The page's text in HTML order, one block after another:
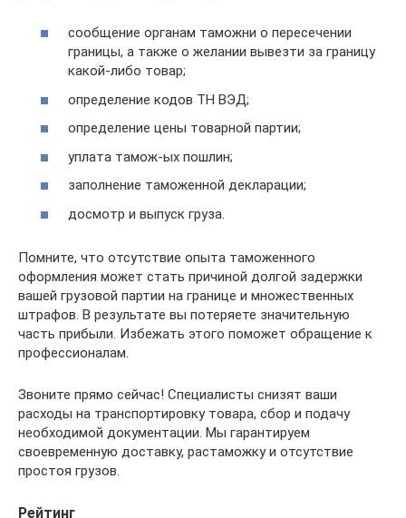
сообщение органам таможни о пересечении
границы, а также о желании вывезти за границу
какой-либо товар;
определение кодов ТН ВЭД;
определение цены товарной партии;
уплата тамож-ых пошлин;
заполнение таможенной декларации;
досмотр и выпуск груза.
Помните, что отсутствие опыта таможенного
оформления может стать причиной долгой задержки
вашей грузовой партии на границе и множественных
штрафов. В результате вы потеряете значительную
часть прибыли. Избежать этого поможет обращение к
профессионалам.
Звоните прямо сейчас! Специалисты снизят ваши
расходы на транспортировку товара, сбор и подачу
необходимой документации. Мы гарантируем
своевременную доставку, растаможку и отсутствие
простоя грузов.
Рейтинг